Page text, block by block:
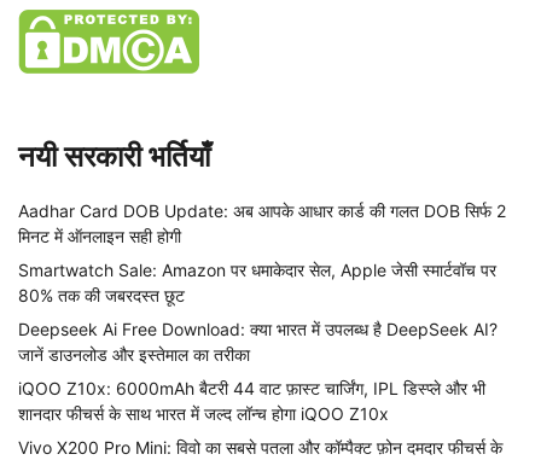
नयी सरकारी भर्तियाँ
Aadhar Card DOB Update: अब आपके आधार कार्ड की गलत DOB सिर्फ 2
मिनट में ऑनलाइन सही होगी
Smartwatch Sale: Amazon पर धमाकेदार सेल, Apple जेसी स्मार्टवॉच पर
80% तक की जबरदस्त छूट
Deepseek Ai Free Download: क्या भारत में उपलब्ध है DeepSeek AI?
जानें डाउनलोड और इस्तेमाल का तरीका
iQOO Z10x: 6000mAh बैटरी 44 वाट फ़ास्ट चार्जिंग, IPL डिस्प्ले और भी
शानदार फीचर्स के साथ भारत में जल्द लॉन्च होगा iQOO Z10x
Vivo X200 Pro Mini: विवो का सबसे पतला और कॉम्पैक्ट फ़ोन दमदार फीचर्स के